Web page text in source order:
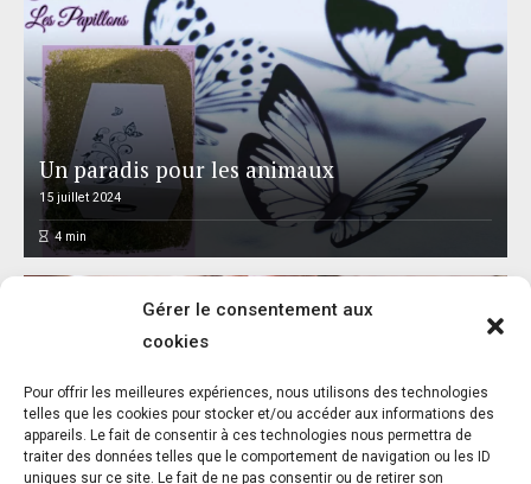
Gérer le consentement aux
cookies
Pour offrir les meilleures expériences, nous utilisons des technologies
telles que les cookies pour stocker et/ou accéder aux informations des
appareils. Le fait de consentir à ces technologies nous permettra de
traiter des données telles que le comportement de navigation ou les ID
uniques sur ce site. Le fait de ne pas consentir ou de retirer son
Un paradis pour les animaux
15 juillet 2024
4min
Une association atypique : La Paix entre les
bêtes